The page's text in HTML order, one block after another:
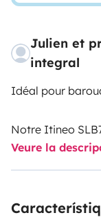
Julien et
integral
Idéal pour
Notre Itineo
indépendante
un lit dinette.
d’isoler l’espace
Veure la